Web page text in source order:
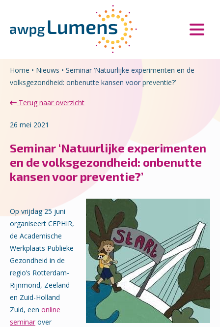
Home • Nieuws • Seminar ‘Natuurlijke experimenten en de
volksgezondheid: onbenutte kansen voor preventie?’
Terug naar overzicht
26 mei 2021
Seminar ‘Natuurlijke experimenten
en de volksgezondheid: onbenutte
kansen voor preventie?’
Op vrijdag 25 juni
organiseert CEPHIR,
de Academische
Werkplaats Publieke
Gezondheid in de
regio’s Rotterdam-
Rijnmond, Zeeland
en Zuid-Holland
Zuid, een online
seminar over